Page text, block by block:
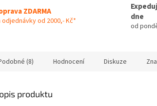
ZDARMA
odjednávky od 2000,- Kč*
dne
od
(8) Hodnocení Diskuze
produktu